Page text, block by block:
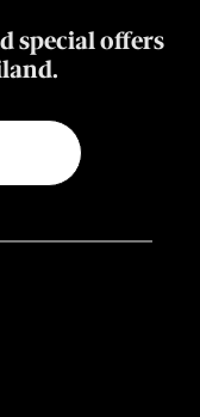
special offers